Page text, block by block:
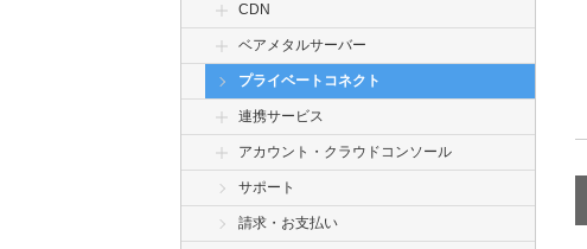
CDN
ベアメタルサーバー
プライベートコネクト
連携サービス
アカウント・クラウドコンソール
サポート
請求・お支払い